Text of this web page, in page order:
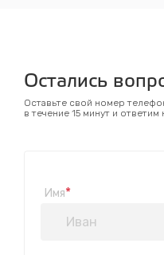
Остались
Оставьте свой номер
в течение 15 минут и
Имя*